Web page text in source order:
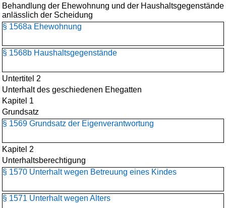
Behandlung der Ehewohnung und der Haushaltsgegenstände
anlässlich der Scheidung
§ 1568a Ehewohnung
§ 1568b Haushaltsgegenstände
Untertitel 2
Unterhalt des geschiedenen Ehegatten
Kapitel 1
Grundsatz
§ 1569 Grundsatz der Eigenverantwortung
Kapitel 2
Unterhaltsberechtigung
§ 1570 Unterhalt wegen Betreuung eines Kindes
§ 1571 Unterhalt wegen Alters